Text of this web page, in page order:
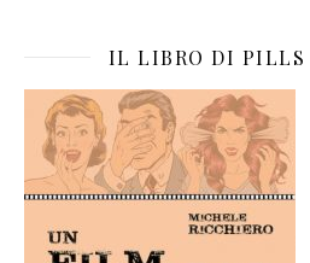
IL LIBRO DI PILLS